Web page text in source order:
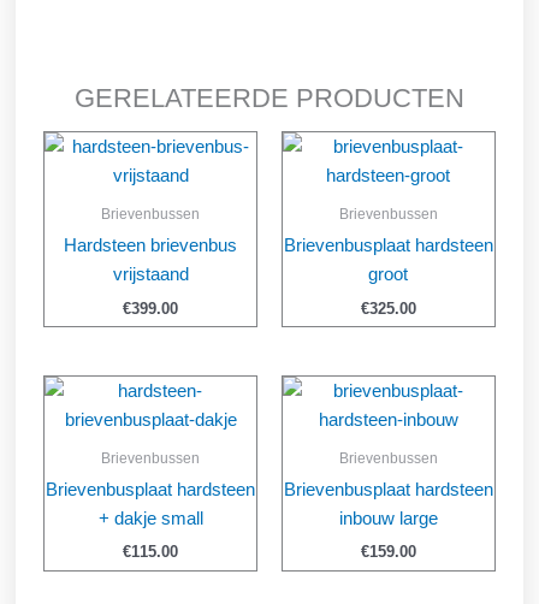
GERELATEERDE PRODUCTEN
Brievenbussen
Hardsteen brievenbus
vrijstaand
€399.00
Brievenbussen
Brievenbusplaat hardsteen
groot
€325.00
Brievenbussen
Brievenbusplaat hardsteen
+ dakje small
€115.00
Brievenbussen
Brievenbusplaat hardsteen
inbouw large
€159.00